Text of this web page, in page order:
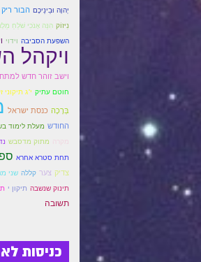
יְהוָה וּבֵינֵיכֶם הבור ריק
נִיזוֹק הִנֵּה אָנֹכִי שֹׁלֵחַ
השפעת הסביבה וידוי
ויקהל
וישב זוהר חדש
חוטם עתיק י"ג תיקוני
בְּרָכָה כנסת ישראל
החודש מעלת לימוד
מקרה
מתוק מדסבש
תחת סטרא אחרא
צדיק צער קללה שני
תינוק שנשבה תיקון י
תשובה
כניסות